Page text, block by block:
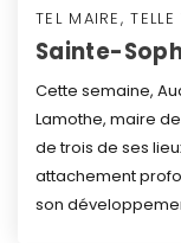
TEL MAIRE, TELLE
Sainte-
Cette semaine,
Lamothe, maire
de trois de ses
attachement
son